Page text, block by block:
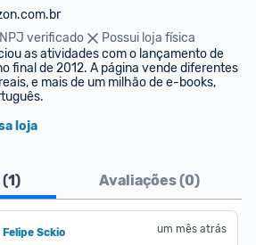
verificado
Possui loja física
as atividades com o lançamento de
final de 2012. A página vende diferentes
e mais de um milhão de e-books,
loja
1) Avaliações (0)
Felipe Sckio um mês atrás